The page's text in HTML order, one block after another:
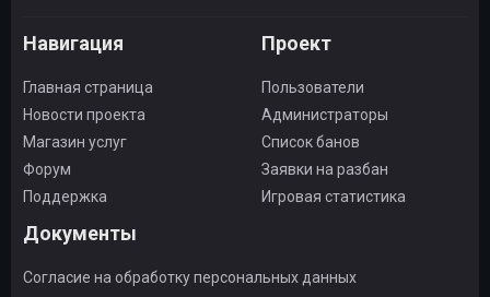
Навигация
Главная страница
Новости проекта
Магазин услуг
Форум
Поддержка
Проект
Пользователи
Администраторы
Список банов
Заявки на разбан
Игровая статистика
Документы
Согласие на обработку персональных данных